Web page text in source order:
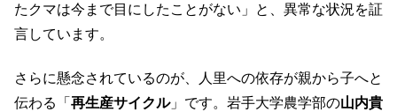
たクマは今まで目にしたことがない」と、異常な状況を証
言しています。
さらに懸念されているのが、人里への依存が親から子へと
伝わる「 再生産サイクル」です。岩手大学農学部の山内貴